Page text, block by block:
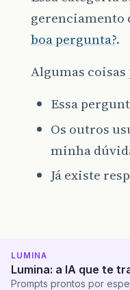
gerenciamento
boa pergunta?.
Algumas
Essa
Os outros
minha
Já existe
LUMINA
Lumina: a IA que te
Prompts prontos por